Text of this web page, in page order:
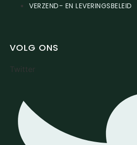
VERZEND- EN LEVERINGSBELEID
VOLG ONS
Twitter